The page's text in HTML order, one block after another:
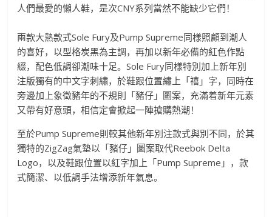
人們最愛的懶人鞋，是次CNY系列當然不能缺少它們！
兩款大熱款式Sole Fury及Pump Supreme同樣照顧到潮人
的喜好，以型格炭黑為主調，再加以新年必備的紅色作點
綴，配色低調卻潮味十足。Sole Fury同樣特別加上新年別
注版獨有的中文字刺繡，於鞋跟位置繡上「禧」字，同時在
旁邊加上象徵豬年的不規則「豬仔」圖案，充滿着新年元素
又帶有好意頭，相信定會掀起一陣搶購熱潮！
至於Pump Supreme則較其他新年別注款式與別不同，於其
獨特的ZigZag氣墊以「豬仔」圖案取代Reebok Delta
Logo，以及鞋跟位置以紅字加上「Pump Supreme 」，款
式簡潔、以低調手法增添新年氣息。